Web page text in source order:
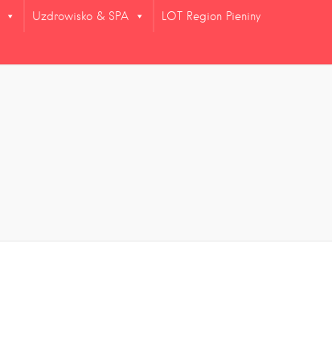
Uzdrowisko & SPA LOT Region Pieniny